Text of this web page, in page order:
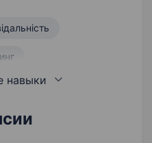
мова
навыки